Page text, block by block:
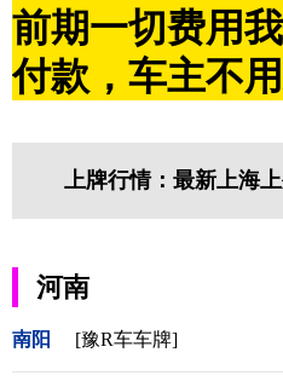
前期一切费用
付款，车主不
上牌行情：最新上海
河南
南阳 [豫R车车牌]